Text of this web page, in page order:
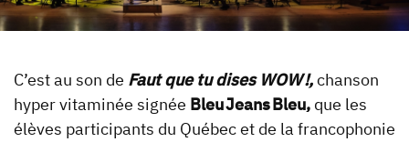
C’est au son de Faut que tu dises WOW !,chanson
hyper vitaminée signée Bleu Jeans Bleu, que les
élèves participants du Québec et de la francophonie